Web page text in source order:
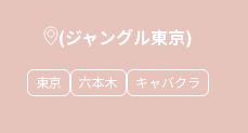
(ジャングル東京)
東京 六本木 キャバクラ